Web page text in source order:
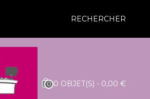
RECHERCHER
0 0 OBJET(S) - 0,00 €